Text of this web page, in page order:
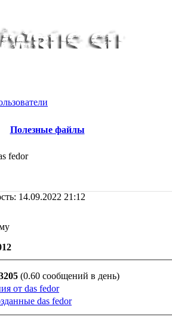
Полезные файлы
fedor
14.09.2022 21:12
(0.60 сообщений в день)
от das fedor
das fedor